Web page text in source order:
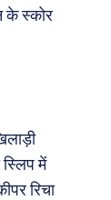
के स्कोर
में
रिचा